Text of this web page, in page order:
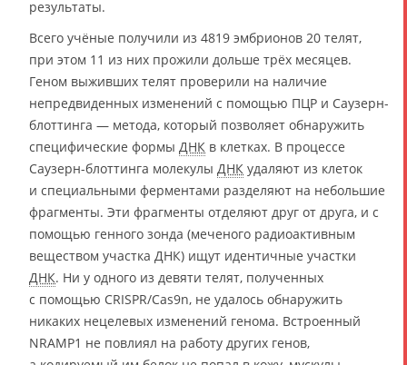
результаты.
Всего учёные получили из 4819 эмбрионов 20 телят,
при этом 11 из них прожили дольше трёх месяцев.
Геном выживших телят проверили на наличие
непредвиденных изменений с помощью ПЦР и Саузерн-
блоттинга — метода, который позволяет обнаружить
специфические формы ДНК в клетках. В процессе
Саузерн-блоттинга молекулы ДНК удаляют из клеток
и специальными ферментами разделяют на небольшие
фрагменты. Эти фрагменты отделяют друг от друга, и с
помощью генного зонда (меченого радиоактивным
веществом участка ДНК) ищут идентичные участки
ДНК. Ни у одного из девяти телят, полученных
с помощью CRISPR/Cas9n, не удалось обнаружить
никаких нецелевых изменений генома. Встроенный
NRAMP1 не повлиял на работу других генов,